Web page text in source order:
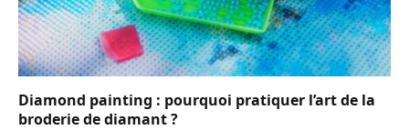
Diamond painting : pourquoi pratiquer l’art de la
broderie de diamant ?